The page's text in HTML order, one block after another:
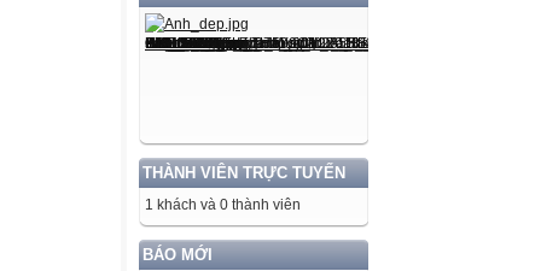
THÀNH VIÊN TRỰC TUYẾN
1 khách và 0 thành viên
BÁO MỚI